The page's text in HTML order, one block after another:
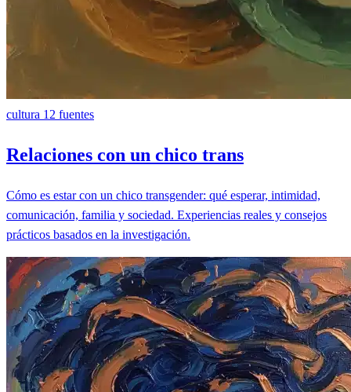
cultura 12 fuentes
Relaciones con un chico trans
Cómo es estar con un chico transgender: qué esperar, intimidad,
comunicación, familia y sociedad. Experiencias reales y consejos
prácticos basados en la investigación.